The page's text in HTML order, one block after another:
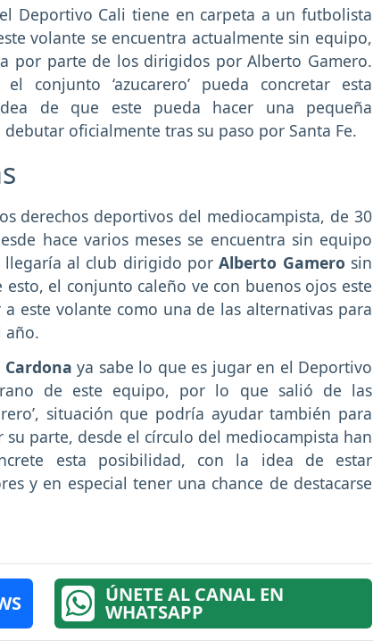
Deportivo Cali tiene en carpeta a un futbolista
volante se encuentra actualmente sin equipo,
por parte de los dirigidos por Alberto Gamero.
conjunto ‘azucarero’ pueda concretar esta
de que este pueda hacer una pequeña
oficialmente tras su paso por Santa Fe.
derechos deportivos del mediocampista, de 30
hace varios meses se encuentra sin equipo
llegaría al club dirigido porAlberto Gamero sin
el conjunto caleño ve con buenos ojos este
este volante como una de las alternativas para
año.
Cardona ya sabe lo que es jugar en el Deportivo
de este equipo, por lo que salió de las
situación que podría ayudar también para
su parte, desde el círculo del mediocampista han
esta posibilidad, con la idea de estar
y en especial tener una chance de destacarse
ÚNETE AL CANAL EN
WHATSAPP